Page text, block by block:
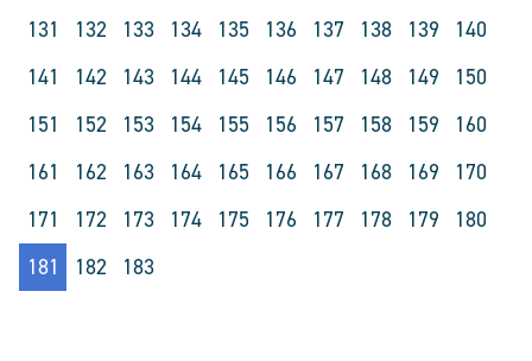
131
132 133 134 135 136 137 138 139
140
141
142 143 144 145 146 147 148 149
150
151
152 153 154 155 156 157 158 159
160
161
162 163 164 165 166 167 168 169
170
171
172 173 174 175 176 177 178 179
180
181
182 183